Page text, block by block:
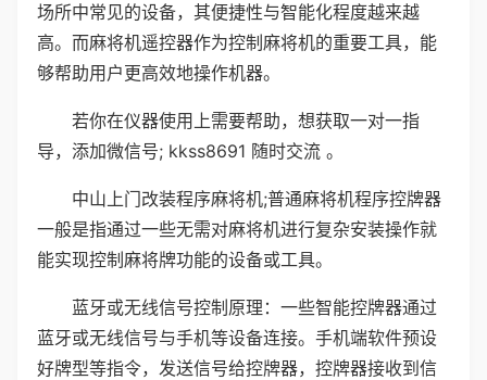
场所中常见的设备，其便捷性与智能化程度越来越
高。而麻将机遥控器作为控制麻将机的重要工具，能
够帮助用户更高效地操作机器。
若你在仪器使用上需要帮助，想获取一对一指
导，添加微信号; kkss8691 随时交流 。
中山上门改装程序麻将机;普通麻将机程序控牌器
一般是指通过一些无需对麻将机进行复杂安装操作就
能实现控制麻将牌功能的设备或工具。
蓝牙或无线信号控制原理：一些智能控牌器通过
蓝牙或无线信号与手机等设备连接。手机端软件预设
好牌型等指令，发送信号给控牌器，控牌器接收到信